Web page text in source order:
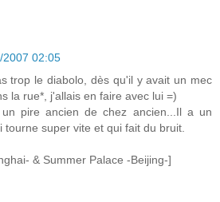
2007 02:05
trop le diabolo, dès qu'il y avait un mec
la rue*, j'allais en faire avec lui =)
pire ancien de chez ancien...Il a un
tourne super vite et qui fait du bruit.
& Summer Palace -Beijing-]